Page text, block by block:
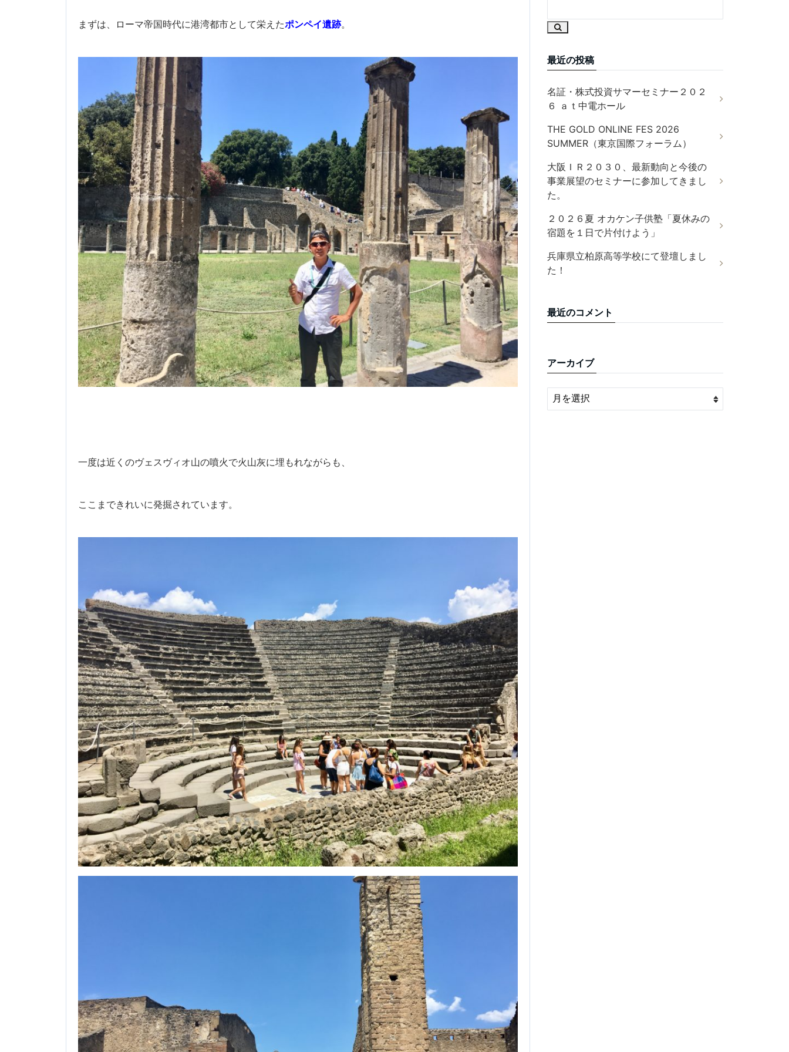
まずは、ローマ帝国時代に港湾都市として栄えたポンペイ遺跡。
一度は近くのヴェスヴィオ山の噴火で火山灰に埋もれながらも、
ここまできれいに発掘されています。
最近の投稿
名証・株式投資サマーセミナー２０２
６ ａｔ中電ホール
THE GOLD ONLINE FES 2026
SUMMER（東京国際フォーラム）
大阪ＩＲ２０３０、最新動向と今後の
事業展望のセミナーに参加してきまし
た。
２０２６夏 オカケン子供塾「夏休みの
宿題を１日で片付けよう」
兵庫県立柏原高等学校にて登壇しまし
た！
最近のコメント
アーカイブ